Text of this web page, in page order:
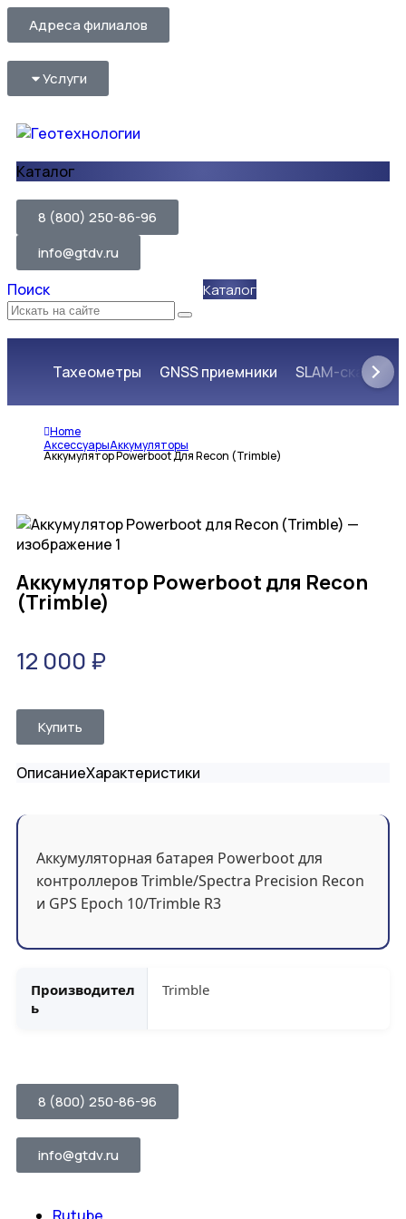
Адреса филиалов
Услуги
Каталог
8 (800) 250-86-96
info@gtdv.ru
Поиск
Тахеометры GNSS приемники SLAM-сканеры
Home
АксессуарыАккумуляторы
Аккумулятор Powerboot Для Recon (Trimble)
Аккумулятор Powerboot для Recon
(Trimble)
12 000 ₽
Купить
ОписаниеХарактеристики
Аккумуляторная батарея Powerboot для
контроллеров Trimble/Spectra Precision Recon
и GPS Epoch 10/Trimble R3
Производител
ь
Trimble
8 (800) 250-86-96
info@gtdv.ru